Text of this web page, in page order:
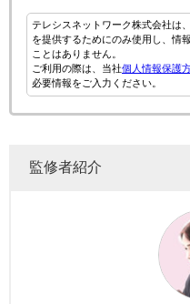
テレシスネットワーク株式会社は
を提供するためにのみ使用し、情
ことはありません。
ご利用の際は、当社個人情報保護
必要情報をご入力ください。
監修者紹介